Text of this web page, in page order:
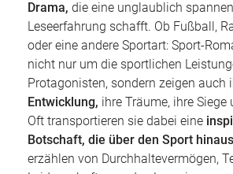
Drama, die eine unglaublich
Leseerfahrung schafft. Ob Fußball,
oder eine andere Sportart: Sport-
nicht nur um die sportlichen
Protagonisten, sondern zeigen auch
Entwicklung, ihre Träume, ihre Siege
Oft transportieren sie dabei eine
Botschaft, die über den Sport
erzählen von Durchhaltevermögen,